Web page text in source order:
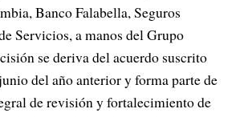
Banco Falabella, Seguros
Servicios, a manos del Grupo
se deriva del acuerdo suscrito
del año anterior y forma parte de
de revisión y fortalecimiento de